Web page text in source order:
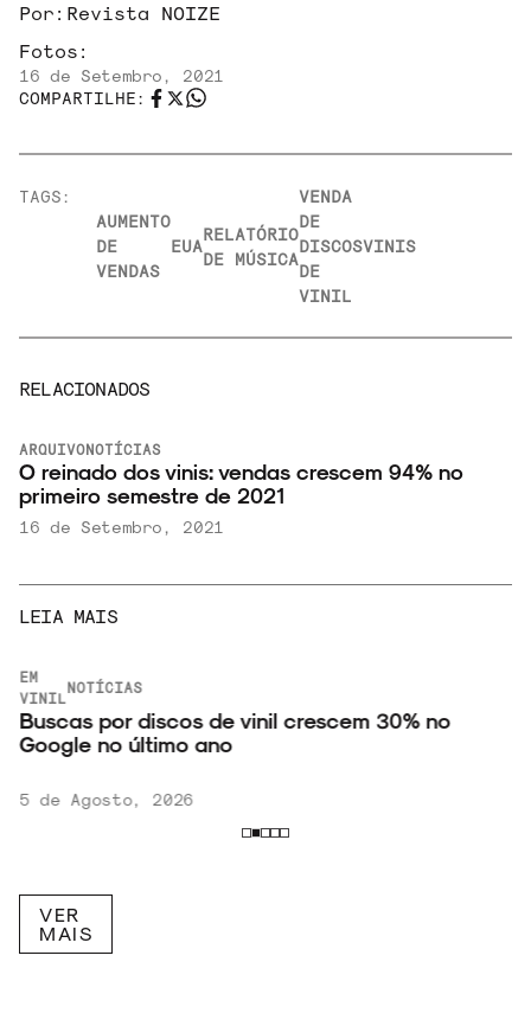
Por: Revista NOIZE
Fotos:
16 de Setembro, 2021
COMPARTILHE:
TAGS:
AUMENTO
DE
VENDAS
EUA
RELATÓRIO
DE MÚSICA
VENDA
DE
DISCOS
DE
VINIL
VINIS
RELACIONADOS
ARQUIVONOTÍCIAS
O reinado dos vinis: vendas crescem 94% no
primeiro semestre de 2021
16 de Setembro, 2021
LEIA MAIS
EM
VINIL
NOTÍCIAS
Buscas por discos de vinil crescem 30% no
Google no último ano
5 de Agosto, 2026
VER
MAIS